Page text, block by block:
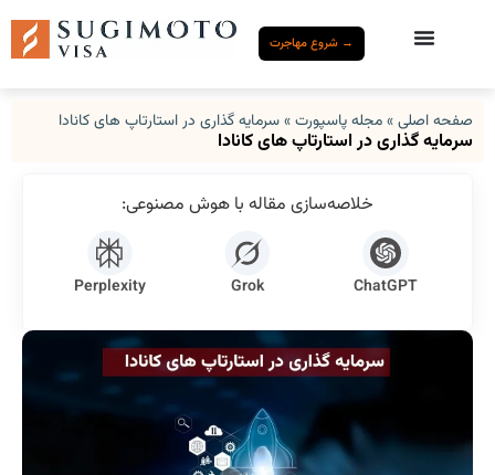
→ شروع مهاجرت
صفحه اصلی»مجله پاسپورت»سرمایه‌ گذاری‌ در استارتاپ های کانادا
سرمایه‌ گذاری‌ در استارتاپ های کانادا
خلاصه‌سازی مقاله با هوش مصنوعی:
ChatGPT
Grok
Perplexity